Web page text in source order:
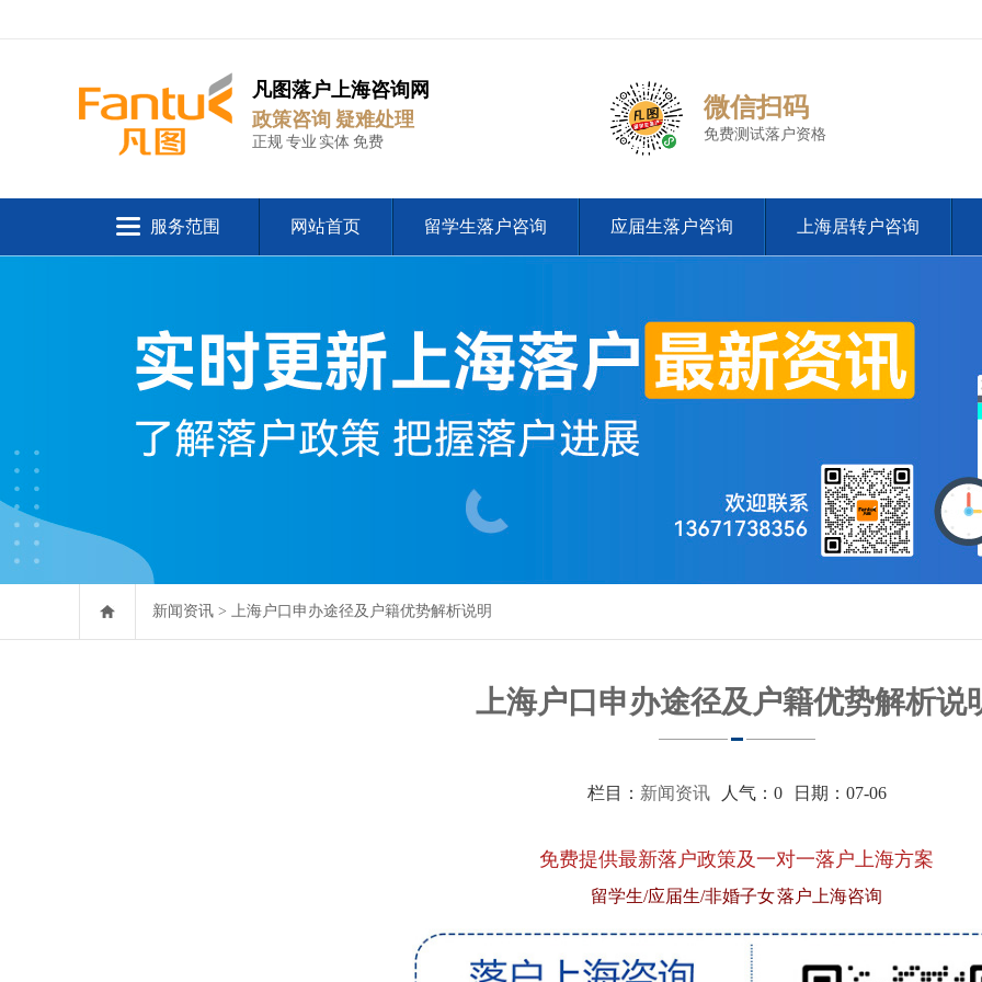
凡图落户上海咨询网
政策咨询 疑难处理
正规 专业 实体 免费
微信扫码
免费测试落户资格
服务范围 网站首页 留学生落户咨询 应届生落户咨询 上海居转户咨询
新闻资讯 > 上海户口申办途径及户籍优势解析说明
上海户口申办途径及户籍优势解析说
栏目： 新闻资讯人气： 0日期：07-06
免费提供最新落户政策及一对一落户上海方案
留学生/应届生/非婚子女 落户上海咨询